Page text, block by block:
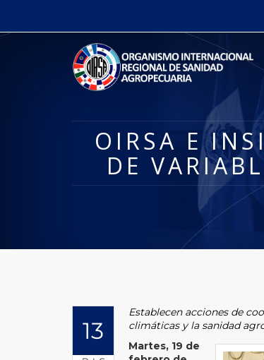
OIRSA E
DE
13
Establecen acciones de
climáticas y la sanidad
Martes, 19 de